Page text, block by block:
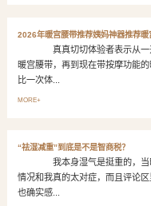
2026年暖宫腰带推荐姨妈神器推荐暖
真真切切体验者表示从一开
暖宫腰带，再到现在带按摩功能
比一次体...
MORE+
“祛湿减重”到底是不是智商税？
我本身湿气是挺重的，当时
情况和我真的太对症，而且评
也确实感...